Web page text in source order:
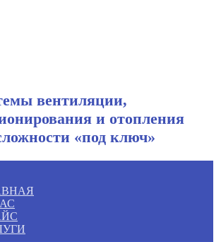
вентиляции,
и отопления
«под ключ»